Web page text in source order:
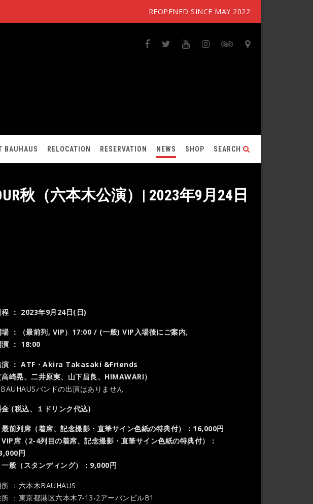
REOPENED SINCE MAY 2022
BAUHAUS RELOCATION RESERVATION NEWS SHOP SEARCH
秋（六本木公演）| 2023年9月24日
程 ： 2023年9月24日(日)
場 ： （最前列, VIP）17:00 / (一般) VIP入場後にご案内,
： 18:00
演 ： ATF・Akira Takasaki &Friends
高崎晃、二井原実、山下昌良、HIMAWARI）
バンドの出演はありません
金 (税込、１ドリンク代込)
最前列席（着席、記念撮影・直筆サイン色紙の特典付）：16,000円
VIP席（2-4列目の着席、記念撮影・直筆サイン色紙の特典付）：
円
一般（スタンディング）：9,000円
所 ：六本木BAUHAUS
所 ：東京都港区六本木7-13-2アーバンビルB1